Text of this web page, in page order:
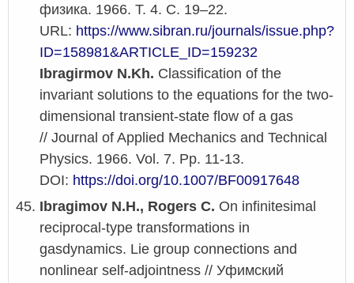
физика. 1966. Т. 4. С. 19–22.
URL: https://www.sibran.ru/journals/issue.php?
ID=158981&ARTICLE_ID=159232
Ibragirmov N.Kh. Classification of the
invariant solutions to the equations for the two-
dimensional transient-state flow of a gas
// Journal of Applied Mechanics and Technical
Physics. 1966. Vol. 7. Pp. 11-13.
DOI: https://doi.org/10.1007/BF00917648
Ibragimov N.H., Rogers C. On infinitesimal
reciprocal-type transformations in
gasdynamics. Lie group connections and
nonlinear self-adjointness // Уфимский